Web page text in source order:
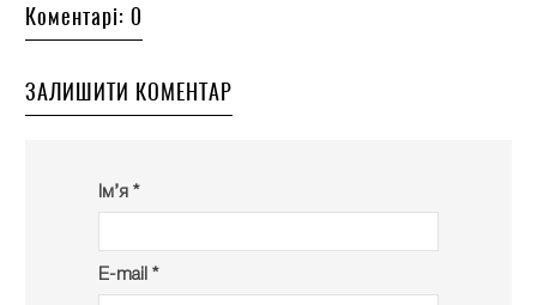
Коментарі: 0
ЗАЛИШИТИ КОМЕНТАР
Ім’я *
E-mail *